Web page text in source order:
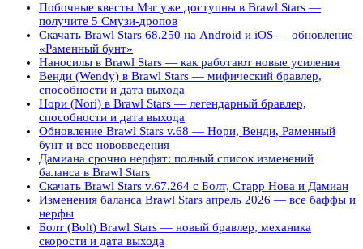
Побочные квесты Мэг уже доступны в Brawl Stars —
получите 5 Смузи-дропов
Скачать Brawl Stars 68.250 на Android и iOS — обновление
«Раменный бунт»
Наносилы в Brawl Stars — как работают новые усиления
Венди (Wendy) в Brawl Stars — мифический бравлер,
способности и дата выхода
Нори (Nori) в Brawl Stars — легендарный бравлер,
способности и дата выхода
Обновление Brawl Stars v.68 — Нори, Венди, Раменный
бунт и все нововведения
Дамиана срочно нерфят: полный список изменений
баланса в Brawl Stars
Скачать Brawl Stars v.67.264 с Болт, Старр Нова и Дамиан
Изменения баланса Brawl Stars апрель 2026 — все баффы и
нерфы
Болт (Bolt) Brawl Stars — новый бравлер, механика
скорости и дата выхода